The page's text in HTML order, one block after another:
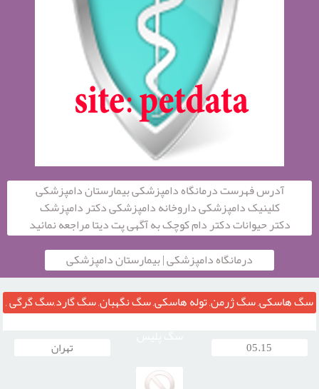
آدرس فهرست درمانگاه دامپزشکی بیمارستان دامپزشکی
کلینیک دامپزشکی داروخانه دامپزشکی دکتر دامپزشک
دکتر حیوانات دکتر دام کوچک به آگهی پت دیتا مراجعه نمائید
درمانگاه دامپزشکی | بیمارستان دامپزشکی
سگ هاسکی, سگ ژرمن, توله هاسکی, سگ نگهبان, سگ گارد,سگ گرگی ,
سگ شکار, سگ پلیس, سگ زنده یاب ,مربی تربیت سگ پلیس, پرورش
05.15 تهران